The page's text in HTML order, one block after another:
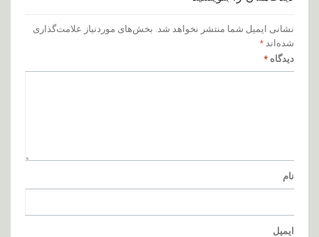
نشانی ایمیل شما منتشر نخواهد شد. بخش‌های موردنیاز علامت‌گذاری
شده‌اند *
دیدگاه *
نام
ایمیل